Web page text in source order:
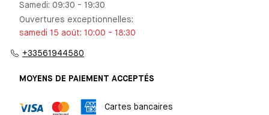
Samedi: 09:30 - 19:30
Ouvertures exceptionnelles:
samedi 15 août: 10:00 - 18:30
+33561944580
MOYENS DE PAIEMENT ACCEPTÉS
Cartes bancaires